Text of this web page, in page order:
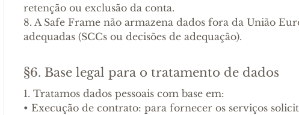
retenção ou exclusão da conta.
8. A Safe Frame não armazena dados fora da União
adequadas (SCCs ou decisões de adequação).
§6. Base legal para o tratamento de dados
1. Tratamos dados pessoais com base em:
• Execução de contrato: para fornecer os serviços